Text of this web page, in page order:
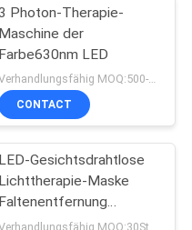
Photon-Therapie-
Maschine der
Farbe630nm LED
Verhandlungsfähig MOQ:500-999
CONTACT
LED-Gesichtsdrahtlose
Lichttherapie-Maske
Faltenentfernung
SPA
MOQ:30St